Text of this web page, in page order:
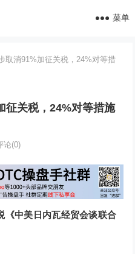
菜单
取消91%加征关税，24%对等措
征关税，24%对等措施
论(0)
《中美日内瓦经贸会谈联合